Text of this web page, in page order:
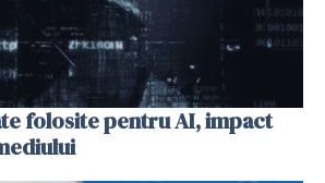
folosite pentru AI, impact